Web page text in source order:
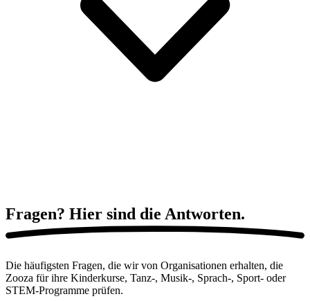
Fragen? Hier sind die Antworten.
Die häufigsten Fragen, die wir von Organisationen erhalten, die
Zooza für ihre Kinderkurse, Tanz-, Musik-, Sprach-, Sport- oder
STEM-Programme prüfen.